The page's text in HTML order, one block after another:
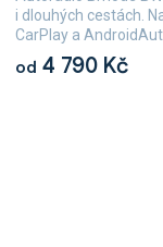
od 4 790 Kč
i dlouhých cestách.
CarPlay a